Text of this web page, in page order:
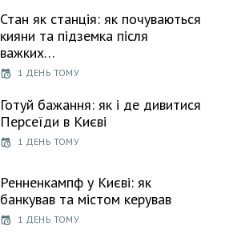
Стан як станція: як почуваються
кияни та підземка після
важких…
1 ДЕНЬ ТОМУ
Готуй бажання: як і де дивитися
Персеїди в Києві
1 ДЕНЬ ТОМУ
Ренненкампф у Києві: як
банкував та містом керував
1 ДЕНЬ ТОМУ